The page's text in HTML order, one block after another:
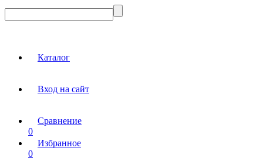
Каталог
Вход на сайт
Сравнение
0
Избранное
0